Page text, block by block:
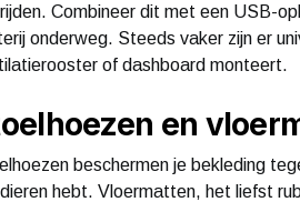
Combineer dit met een USB-
onderweg. Steeds vaker zijn er
of dashboard monteert.
en
beschermen je bekleding
hebt. Vloermatten, het liefst